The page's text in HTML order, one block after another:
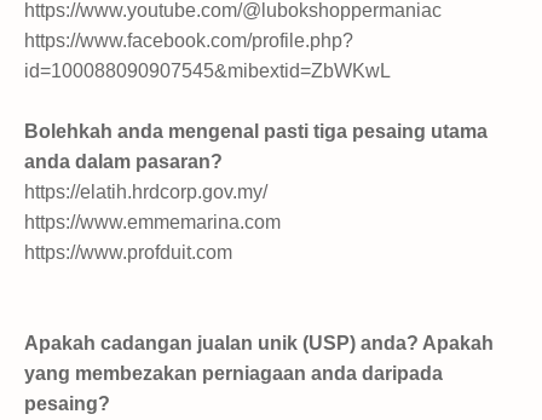
https://www.youtube.com/@lubokshoppermaniac
https://www.facebook.com/profile.php?
id=100088090907545&mibextid=ZbWKwL
Bolehkah anda mengenal pasti tiga pesaing utama
anda dalam pasaran?
https://elatih.hrdcorp.gov.my/
https://www.emmemarina.com
https://www.profduit.com
Apakah cadangan jualan unik (USP) anda? Apakah
yang membezakan perniagaan anda daripada
pesaing?